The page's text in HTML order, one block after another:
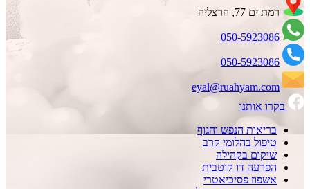
רמת ים 77, הרצליה
050-5923086
050-5923086
eyal@ruahyam.com
בקרו אותנו
בריאות הנפש והגוף
טיפול בהלומי קרב
שיקום בקהילה
הפרעה דו קוטבית
אשפוז פסיכיאטרי